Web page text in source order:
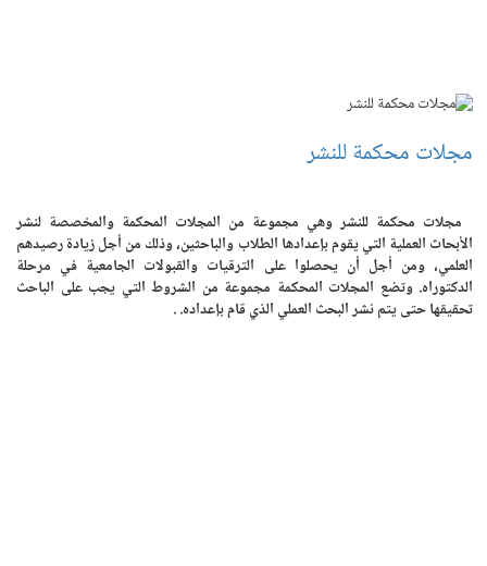
مجلات محكمة للنشر
مجلات محكمة للنشر وهي مجموعة من المجلات المحكمة والمخصصة لنشر
الأبحاث العملية التي يقوم بإعدادها الطلاب والباحثين، وذلك من أجل زيادة رصيدهم
العلمي، ومن أجل أن يحصلوا على الترقيات والقبولات الجامعية في مرحلة
الدكتوراه. وتضع المجلات المحكمة مجموعة من الشروط التي يجب على الباحث
تحقيقها حتى يتم نشر البحث العملي الذي قام بإعداده. .